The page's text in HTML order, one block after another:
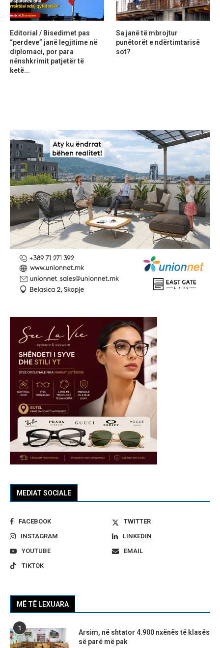
MEDIAT SOCIALE
FACEBOOK
TWITTER
INSTAGRAM
LINKEDIN
YOUTUBE
EMAIL
TIKTOK
MË TË LEXUARA
1
Arsim, në shtator 4.900 nxënës të klasës
së parë më pak
Editorial / Bisedimet pas
“perdeve” janë legjitime në
diplomaci, por para
nënshkrimit patjetër të
ketë...
Sa janë të mbrojtur
punëtorët e ndërtimtarisë
sot?